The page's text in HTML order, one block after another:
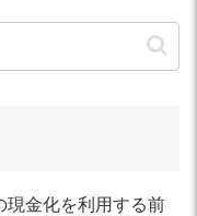
現金化を利用する前